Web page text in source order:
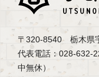
〒320-8540 栃木県
代表電話：028-632-
中無休）